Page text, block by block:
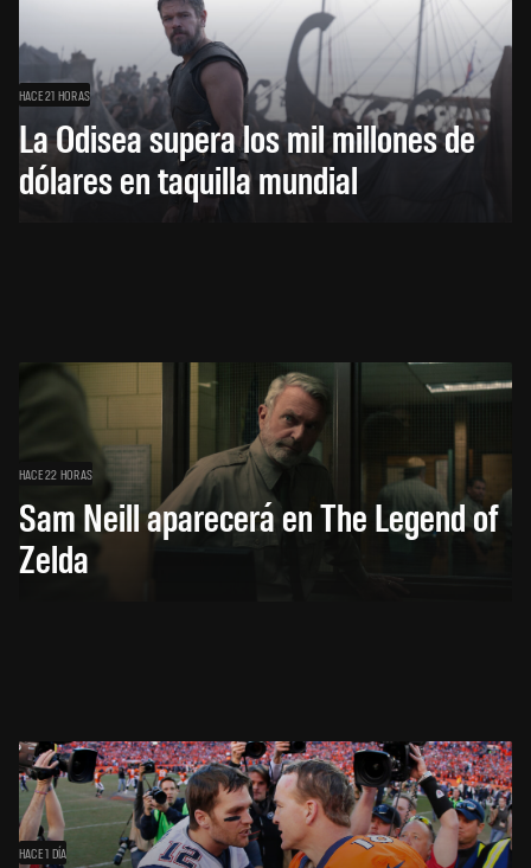
HACE 21 HORAS
La Odisea supera los mil millones de
dólares en taquilla mundial
HACE 22 HORAS
Sam Neill aparecerá en The Legend of
Zelda
HACE 1 DÍA